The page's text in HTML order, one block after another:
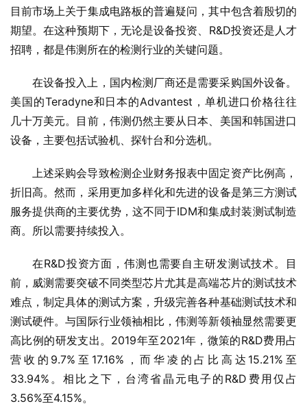
目前市场上关于集成电路板的普遍疑问，其中包含着殷切的
期望。在这种预期下，无论是设备投资、R&D投资还是人才
招聘，都是伟测所在的检测行业的关键问题。
在设备投入上，国内检测厂商还是需要采购国外设备。
美国的Teradyne和日本的Advantest，单机进口价格往往
几十万美元。目前，伟测仍然主要从日本、美国和韩国进口
设备，主要包括试验机、探针台和分选机。
上述采购会导致检测企业财务报表中固定资产比例高，
折旧高。然而，采用更加多样化和先进的设备是第三方测试
服务提供商的主要优势，这不同于IDM和集成封装测试制造
商。所以需要持续投入。
在R&D投资方面，伟测也需要自主研发测试技术。目
前，威测需要突破不同类型芯片尤其是高端芯片的测试技术
难点，制定具体的测试方案，升级完善各种基础测试技术和
测试硬件。与国际行业领袖相比，伟测等新领袖显然需要更
高比例的研发支出。2019年至2021年，微策的R&D费用占
营收的9.7%至17.16%，而华凌的占比高达15.21%至
33.94%。相比之下，台湾省晶元电子的R&D费用仅占
3.56%至4.15%。